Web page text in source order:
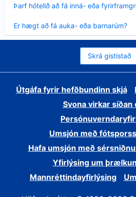
Þarf hótelið að fá inná- eða
sýnt
Er hægt að fá auka- eða barnarúm?
sýnt
Skrá gististað
Útgáfa fyrir hefðbundinn skjá
Svona virkar síðan
Umsjón með
Hafa umsjón með
Yfirlýsing um
Mannréttindayfirlýsing